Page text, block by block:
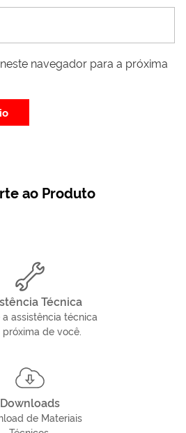
navegador para a próxima
ao Produto
Técnica
a assistência técnica
próxima de você.
Downloads
de Materiais